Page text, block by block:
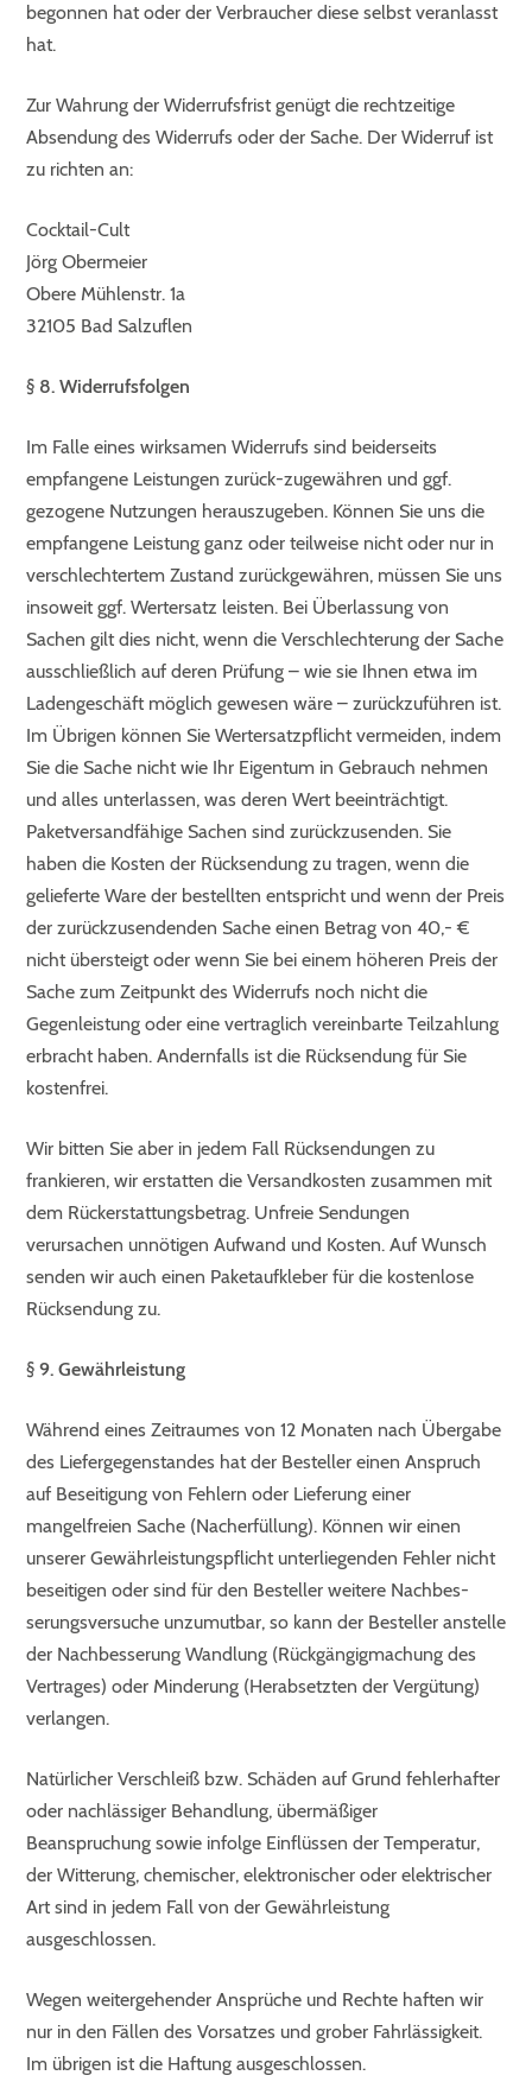
begonnen hat oder der Verbraucher diese selbst veranlasst
hat.
Zur Wahrung der Widerrufsfrist genügt die rechtzeitige
Absendung des Widerrufs oder der Sache. Der Widerruf ist
zu richten an:
Cocktail-Cult
Jörg Obermeier
Obere Mühlenstr. 1a
32105 Bad Salzuflen
§ 8. Widerrufsfolgen
Im Falle eines wirksamen Widerrufs sind beiderseits
empfangene Leistungen zurück-zugewähren und ggf.
gezogene Nutzungen herauszugeben. Können Sie uns die
empfangene Leistung ganz oder teilweise nicht oder nur in
verschlechtertem Zustand zurückgewähren, müssen Sie uns
insoweit ggf. Wertersatz leisten. Bei Überlassung von
Sachen gilt dies nicht, wenn die Verschlechterung der Sache
ausschließlich auf deren Prüfung – wie sie Ihnen etwa im
Ladengeschäft möglich gewesen wäre – zurückzuführen ist.
Im Übrigen können Sie Wertersatzpflicht vermeiden, indem
Sie die Sache nicht wie Ihr Eigentum in Gebrauch nehmen
und alles unterlassen, was deren Wert beeinträchtigt.
Paketversandfähige Sachen sind zurückzusenden. Sie
haben die Kosten der Rücksendung zu tragen, wenn die
gelieferte Ware der bestellten entspricht und wenn der Preis
der zurückzusendenden Sache einen Betrag von 40,- €
nicht übersteigt oder wenn Sie bei einem höheren Preis der
Sache zum Zeitpunkt des Widerrufs noch nicht die
Gegenleistung oder eine vertraglich vereinbarte Teilzahlung
erbracht haben. Andernfalls ist die Rücksendung für Sie
kostenfrei.
Wir bitten Sie aber in jedem Fall Rücksendungen zu
frankieren, wir erstatten die Versandkosten zusammen mit
dem Rückerstattungsbetrag. Unfreie Sendungen
verursachen unnötigen Aufwand und Kosten. Auf Wunsch
senden wir auch einen Paketaufkleber für die kostenlose
Rücksendung zu.
§ 9. Gewährleistung
Während eines Zeitraumes von 12 Monaten nach Übergabe
des Liefergegenstandes hat der Besteller einen Anspruch
auf Beseitigung von Fehlern oder Lieferung einer
mangelfreien Sache (Nacherfüllung). Können wir einen
unserer Gewährleistungspflicht unterliegenden Fehler nicht
beseitigen oder sind für den Besteller weitere Nachbes-
serungsversuche unzumutbar, so kann der Besteller anstelle
der Nachbesserung Wandlung (Rückgängigmachung des
Vertrages) oder Minderung (Herabsetzten der Vergütung)
verlangen.
Natürlicher Verschleiß bzw. Schäden auf Grund fehlerhafter
oder nachlässiger Behandlung, übermäßiger
Beanspruchung sowie infolge Einflüssen der Temperatur,
der Witterung, chemischer, elektronischer oder elektrischer
Art sind in jedem Fall von der Gewährleistung
ausgeschlossen.
Wegen weitergehender Ansprüche und Rechte haften wir
nur in den Fällen des Vorsatzes und grober Fahrlässigkeit.
Im übrigen ist die Haftung ausgeschlossen.